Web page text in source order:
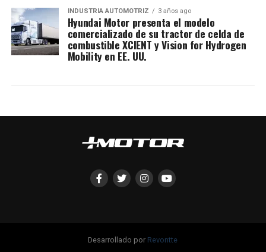
INDUSTRIA AUTOMOTRIZ 3 años ago
Hyundai Motor presenta el modelo
comercializado de su tractor de celda de
combustible XCIENT y Vision for Hydrogen
Mobility en EE. UU.
Desarrollado por Revontte